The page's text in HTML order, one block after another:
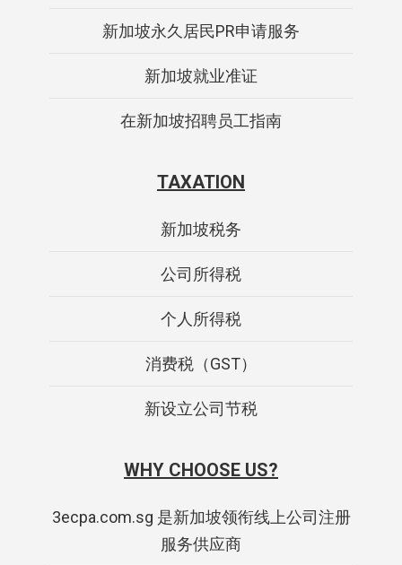
新加坡永久居民PR申请服务
新加坡就业准证
在新加坡招聘员工指南
TAXATION
新加坡税务
公司所得税
个人所得税
消费税（GST）
新设立公司节税
WHY CHOOSE US?
3ecpa.com.sg 是新加坡领衔线上公司注册
服务供应商